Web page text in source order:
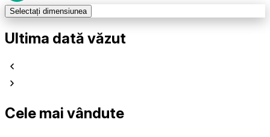
Selectați dimensiunea
Ultima dată văzut
Cele mai vândute